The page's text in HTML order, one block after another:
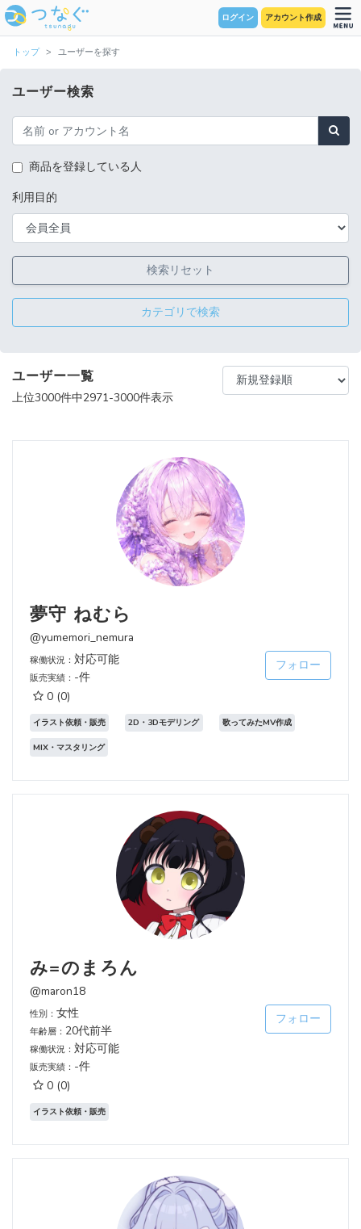
ログイン アカウント作成
トップ ユーザーを探す
ユーザー検索
商品を登録している人
利用目的
検索リセット
カテゴリで検索
ユーザー一覧
上位3000件中2971-3000件表示
夢守 ねむら
@yumemori_nemura
稼働状況： 対応可能
販売実績： -件
0 (0)
フォロー
イラスト依頼・販売 2D・3Dモデリング 歌ってみたMV作成
MIX・マスタリング
み=のまろん
@maron18
性別： 女性
年齢層： 20代前半
稼働状況： 対応可能
販売実績： -件
0 (0)
フォロー
イラスト依頼・販売